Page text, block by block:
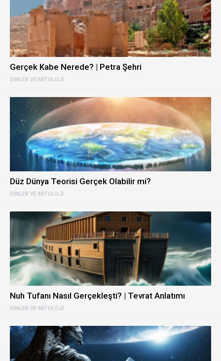
DINLER VE MITOLOJI
Gerçek Kabe Nerede? | Petra Şehri
DINLER VE MITOLOJI
Düz Dünya Teorisi Gerçek Olabilir mi?
DINLER VE MITOLOJI
Nuh Tufanı Nasıl Gerçekleşti? | Tevrat Anlatımı